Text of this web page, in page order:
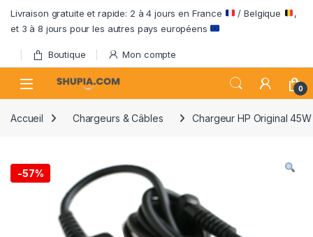
Livraison gratuite et rapide: 2 à 4 jours en France / Belgique
,
et 3 à 8 jours pour les autres pays européens
Boutique Mon compte
Open 0
Accueil Chargeurs & Câbles Chargeur HP Original
-57%